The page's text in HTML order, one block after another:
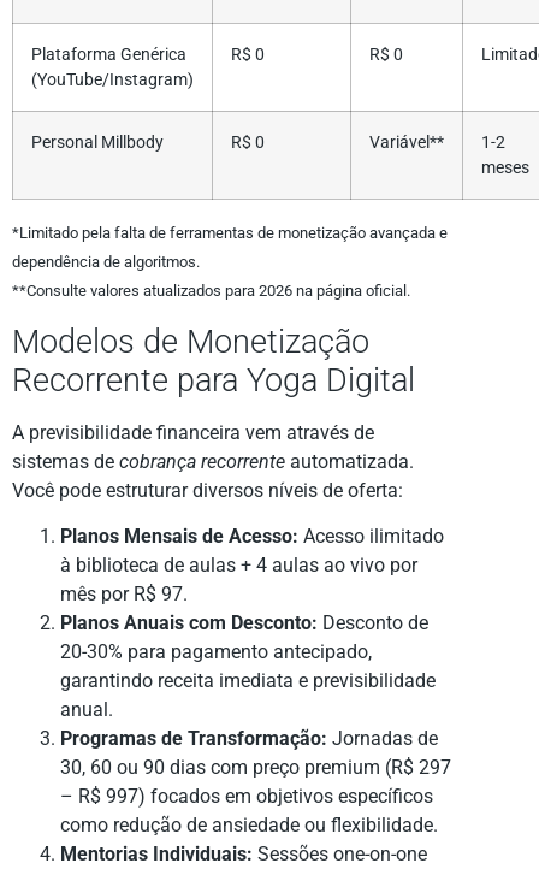
Plataforma Genérica
(YouTube/Instagram)
R$ 0 R$ 0
Personal Millbody R$ 0 Variável**
1-2
meses
*Limitado pela falta de ferramentas de monetização avançada e
dependência de algoritmos.
**Consulte valores atualizados para 2026 na página oficial.
Modelos de Monetização
Recorrente para Yoga Digital
A previsibilidade financeira vem através de
sistemas de cobrança recorrente automatizada.
Você pode estruturar diversos níveis de oferta:
Planos Mensais de Acesso: Acesso ilimitado
à biblioteca de aulas + 4 aulas ao vivo por
mês por R$ 97.
Planos Anuais com Desconto: Desconto de
20-30% para pagamento antecipado,
garantindo receita imediata e previsibilidade
anual.
Programas de Transformação: Jornadas de
30, 60 ou 90 dias com preço premium (R$ 297
– R$ 997) focados em objetivos específicos
como redução de ansiedade ou flexibilidade.
Mentorias Individuais: Sessões one-on-one